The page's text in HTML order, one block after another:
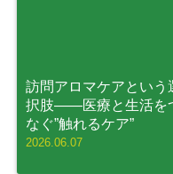
訪問アロマケアという
択肢——医療と生活を
なぐ”触れるケア”
2026.06.07